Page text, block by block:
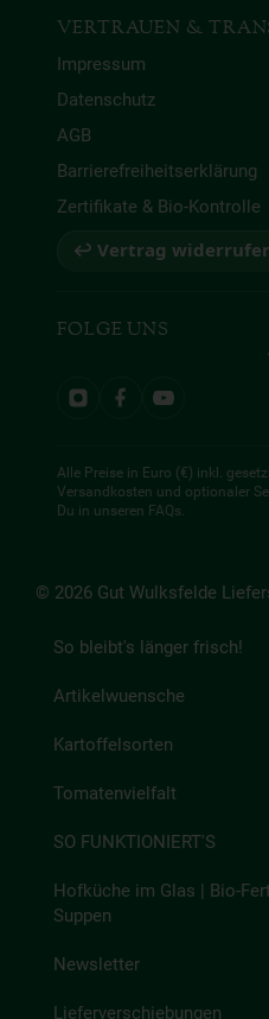
VERTRAUEN &
Impressum
Datenschutz
AGB
Barrierefreiheitserklärung
Zertifikate & Bio-Kontrolle
↩ Vertrag
FOLGE UNS
Alle Preise in Euro (€) inkl.
Versandkosten und optionaler
Du in unseren FAQs.
© 2026 Gut Wulksfelde
So bleibt's länger frisch!
Artikelwuensche
Kartoffelsorten
Tomatenvielfalt
SO FUNKTIONIERT'S
Hofküche im Glas | Bio-
Suppen
Newsletter
Lieferverschiebungen